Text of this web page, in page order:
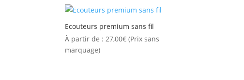
Ecouteurs premium sans fil
À partir de :27,00€ (Prix sans
marquage)